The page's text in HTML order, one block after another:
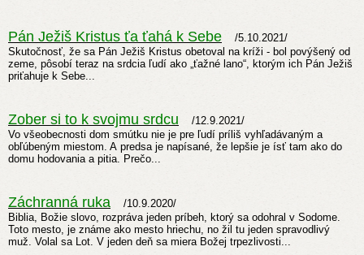
Pán Ježiš Kristus ťa ťahá k Sebe /5.10.2021/
Skutočnosť, že sa Pán Ježiš Kristus obetoval na kríži - bol povýšený od
zeme, pôsobí teraz na srdcia ľudí ako „ťažné lano“, ktorým ich Pán Ježiš
priťahuje k Sebe...
Zober si to k svojmu srdcu /12.9.2021/
Vo všeobecnosti dom smútku nie je pre ľudí príliš vyhľadávaným a
obľúbeným miestom. A predsa je napísané, že lepšie je ísť tam ako do
domu hodovania a pitia. Prečo...
Záchranná ruka /10.9.2020/
Biblia, Božie slovo, rozpráva jeden príbeh, ktorý sa odohral v Sodome.
Toto mesto, je známe ako mesto hriechu, no žil tu jeden spravodlivý
muž. Volal sa Lot. V jeden deň sa miera Božej trpezlivosti...